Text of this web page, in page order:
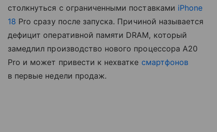
столкнуться с ограниченными поставками iPhone
18 Pro сразу после запуска. Причиной называется
дефицит оперативной памяти DRAM, который
замедлил производство нового процессора A20
Pro и может привести к нехватке смартфонов
в первые недели продаж.